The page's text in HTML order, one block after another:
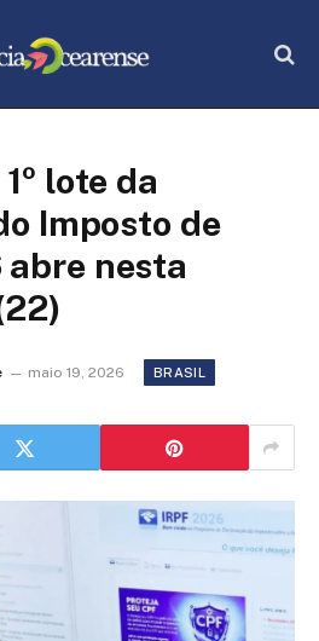
lote da
Imposto de
abre nesta
maio 19, 2026 BRASIL